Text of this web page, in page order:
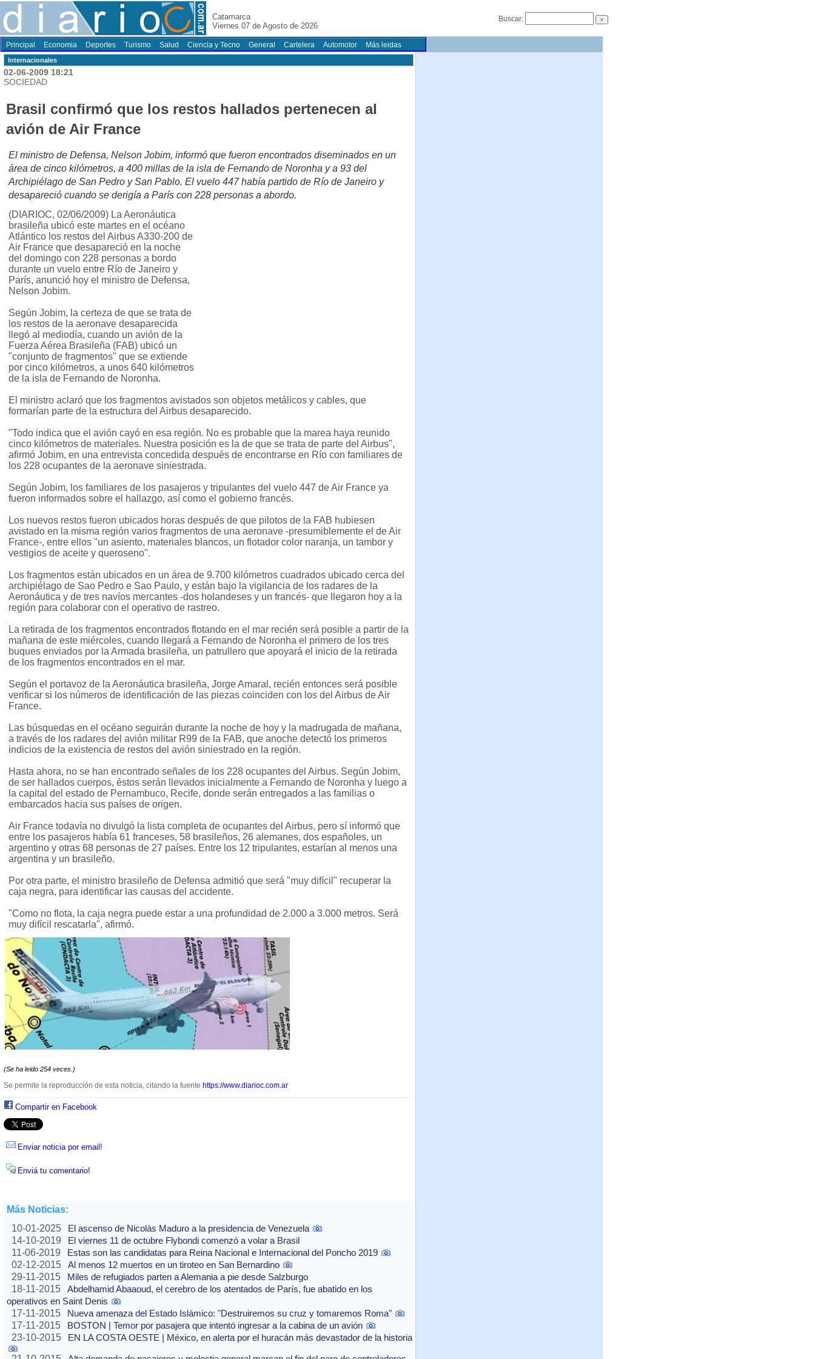
Catamarca
Viernes 07 de Agosto de 2026
Buscar:
Principal Economia Deportes Turismo Salud Ciencia y Tecno General Cartelera Automotor Más leidas
Internacionales
02-06-2009 18:21
SOCIEDAD
Brasil confirmó que los restos hallados pertenecen al
avión de Air France
El ministro de Defensa, Nelson Jobim, informó que fueron encontrados diseminados en un
área de cinco kilómetros, a 400 millas de la isla de Fernando de Noronha y a 93 del
Archipiélago de San Pedro y San Pablo. El vuelo 447 había partido de Río de Janeiro y
desapareció cuando se derigía a París con 228 personas a abordo.
(DIARIOC, 02/06/2009) La Aeronáutica
brasileña ubicó este martes en el océano
Atlántico los restos del Airbus A330-200 de
Air France que desapareció en la noche
del domingo con 228 personas a bordo
durante un vuelo entre Río de Janeiro y
París, anunció hoy el ministro de Defensa,
Nelson Jobim.
Según Jobim, la certeza de que se trata de
los restos de la aeronave desaparecida
llegó al mediodía, cuando un avión de la
Fuerza Aérea Brasileña (FAB) ubicó un
"conjunto de fragmentos" que se extiende
por cinco kilómetros, a unos 640 kilómetros
de la isla de Fernando de Noronha.
El ministro aclaró que los fragmentos avistados son objetos metálicos y cables, que
formarían parte de la estructura del Airbus desaparecido.
"Todo indica que el avión cayó en esa región. No es probable que la marea haya reunido
cinco kilómetros de materiales. Nuestra posición es la de que se trata de parte del Airbus",
afirmó Jobim, en una entrevista concedida después de encontrarse en Río con familiares de
los 228 ocupantes de la aeronave siniestrada.
Según Jobim, los familiares de los pasajeros y tripulantes del vuelo 447 de Air France ya
fueron informados sobre el hallazgo, así como el gobierno francés.
Los nuevos restos fueron ubicados horas después de que pilotos de la FAB hubiesen
avistado en la misma región varios fragmentos de una aeronave -presumiblemente el de Air
France-, entre ellos "un asiento, materiales blancos, un flotador color naranja, un tambor y
vestigios de aceite y queroseno".
Los fragmentos están ubicados en un área de 9.700 kilómetros cuadrados ubicado cerca del
archipiélago de Sao Pedro e Sao Paulo, y están bajo la vigilancia de los radares de la
Aeronáutica y de tres navíos mercantes -dos holandeses y un francés- que llegaron hoy a la
región para colaborar con el operativo de rastreo.
La retirada de los fragmentos encontrados flotando en el mar recién será posible a partir de la
mañana de este miércoles, cuando llegará a Fernando de Noronha el primero de los tres
buques enviados por la Armada brasileña, un patrullero que apoyará el inicio de la retirada
de los fragmentos encontrados en el mar.
Según el portavoz de la Aeronáutica brasileña, Jorge Amaral, recién entonces será posible
verificar si los números de identificación de las piezas coinciden con los del Airbus de Air
France.
Las búsquedas en el océano seguirán durante la noche de hoy y la madrugada de mañana,
a través de los radares del avión militar R99 de la FAB, que anoche detectó los primeros
indicios de la existencia de restos del avión siniestrado en la región.
Hasta ahora, no se han encontrado señales de los 228 ocupantes del Airbus. Según Jobim,
de ser hallados cuerpos, éstos serán llevados inicialmente a Fernando de Noronha y luego a
la capital del estado de Pernambuco, Recife, donde serán entregados a las familias o
embarcados hacia sus países de origen.
Air France todavía no divulgó la lista completa de ocupantes del Airbus, pero sí informó que
entre los pasajeros había 61 franceses, 58 brasileños, 26 alemanes, dos españoles, un
argentino y otras 68 personas de 27 países. Entre los 12 tripulantes, estarían al menos una
argentina y un brasileño.
Por otra parte, el ministro brasileño de Defensa admitió que será "muy difícil" recuperar la
caja negra, para identificar las causas del accidente.
"Como no flota, la caja negra puede estar a una profundidad de 2.000 a 3.000 metros. Será
muy difícil rescatarla", afirmó.
(Se ha leido 254 veces.)
Se permite la reproducción de esta noticia, citando la fuente https://www.diarioc.com.ar
Compartir en Facebook
Enviar noticia por email!
Enviá tu comentario!
Más Noticias:
10-01-2025
El ascenso de Nicolás Maduro a la presidencia de Venezuela
14-10-2019
El viernes 11 de octubre Flybondi comenzó a volar a Brasil
11-06-2019
Estas son las candidatas para Reina Nacional e Internacional del Poncho 2019
02-12-2015
Al menos 12 muertos en un tiroteo en San Bernardino
29-11-2015
Miles de refugiados parten a Alemania a pie desde Salzburgo
18-11-2015
Abdelhamid Abaaoud, el cerebro de los atentados de París, fue abatido en los
operativos en Saint Denis
17-11-2015
Nueva amenaza del Estado Islámico: "Destruiremos su cruz y tomaremos Roma"
17-11-2015
BOSTON | Temor por pasajera que intentó ingresar a la cabina de un avión
23-10-2015
EN LA COSTA OESTE | México, en alerta por el huracán más devastador de la historia